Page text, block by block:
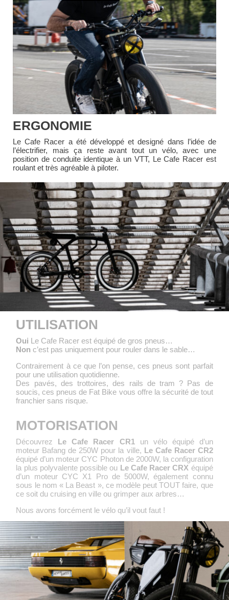
ERGONOMIE
Le Cafe Racer a été développé et designé dans l’idée de
l’électrifier, mais ça reste avant tout un vélo, avec une
position de conduite identique à un VTT, Le Cafe Racer est
roulant et très agréable à piloter.
UTILISATION
Oui Le Cafe Racer est équipé de gros pneus…
Non c’est pas uniquement pour rouler dans le sable…
Contrairement à ce que l’on pense, ces pneus sont parfait
pour une utilisation quotidienne.
Des pavés, des trottoires, des rails de tram ? Pas de
soucis, ces pneus de Fat Bike vous offre la sécurité de tout
franchier sans risque.
MOTORISATION
Découvrez Le Cafe Racer CR1un vélo équipé d’un
moteur Bafang de 250W pour la ville, Le Cafe Racer CR2
équipé d’un moteur CYC Photon de 2000W, la configuration
la plus polyvalente possible ou Le Cafe Racer CRX équipé
d’un moteur CYC X1 Pro de 5000W, également connu
sous le nom « La Beast », ce modèle peut TOUT faire, que
ce soit du cruising en ville ou grimper aux arbres…
Nous avons forcément le vélo qu’il vout faut !